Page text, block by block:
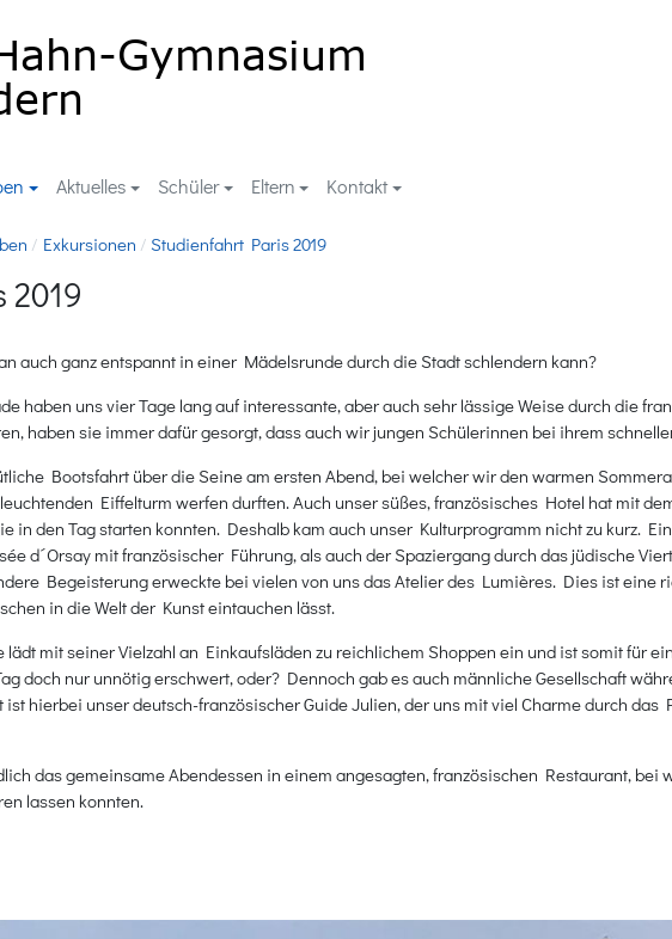
Aktuelles Schüler Eltern Kontakt
Exkursionen Studienfahrt Paris 2019
auch ganz entspannt in einer Mädelsrunde durch die Stadt schlendern kann?
haben uns vier Tage lang auf interessante, aber auch sehr lässige Weise durch die
haben sie immer dafür gesorgt, dass auch wir jungen Schülerinnen bei ihrem
Bootsfahrt über die Seine am ersten Abend, bei welcher wir den warmen
Eiffelturm werfen durften. Auch unser süßes, französisches Hotel hat mit
in den Tag starten konnten. Deshalb kam auch unser Kulturprogramm nicht zu kurz.
d´Orsay mit französischer Führung, als auch der Spaziergang durch das jüdische
Begeisterung erweckte bei vielen von uns das Atelier des Lumières. Dies ist eine
in die Welt der Kunst eintauchen lässt.
mit seiner Vielzahl an Einkaufsläden zu reichlichem Shoppen ein und ist somit für
doch nur unnötig erschwert, oder? Dennoch gab es auch männliche Gesellschaft
hierbei unser deutsch-französischer Guide Julien, der uns mit viel Charme durch
das gemeinsame Abendessen in einem angesagten, französischen Restaurant,
lassen konnten.